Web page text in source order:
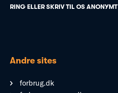
RING ELLER SKRIV TIL OS ANONYMT
Andre sites
forbrug.dk